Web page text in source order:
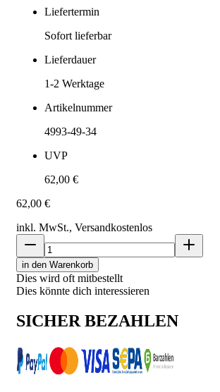
Liefertermin
Sofort lieferbar
Lieferdauer
1-2 Werktage
Artikelnummer
4993-49-34
UVP
62,00 €
62,00 €
inkl. MwSt., Versandkostenlos
in den Warenkorb
Dies wird oft mitbestellt
Dies könnte dich interessieren
SICHER BEZAHLEN